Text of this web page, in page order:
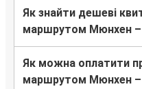
Як знайти дешеві
маршрутом Мюнхен –
Як можна оплатити
маршрутом Мюнхен –